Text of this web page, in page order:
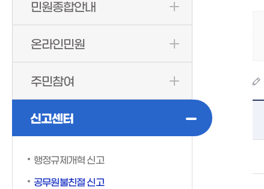
민원종합안내
온라인민원
주민참여
신고센터
행정규제개혁 신고
공무원불친절 신고